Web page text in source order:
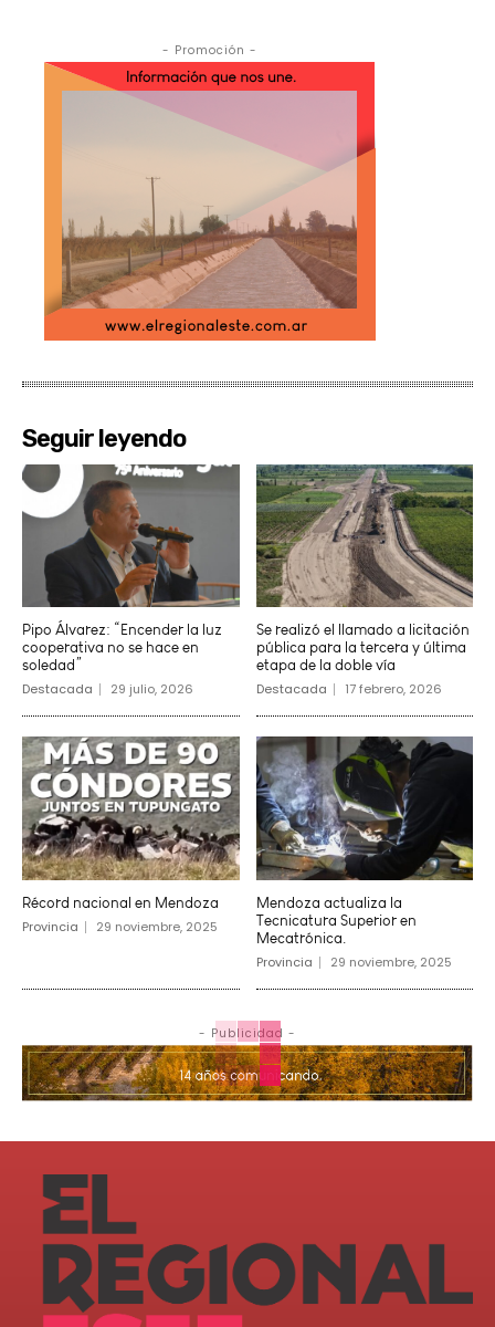
- Promoción -
Seguir leyendo
Pipo Álvarez: “Encender la luz
cooperativa no se hace en
soledad”
Destacada 29 julio, 2026
Se realizó el llamado a licitación
pública para la tercera y última
etapa de la doble vía
Destacada 17 febrero, 2026
Récord nacional en Mendoza
Provincia 29 noviembre, 2025
Mendoza actualiza la
Tecnicatura Superior en
Mecatrónica.
Provincia 29 noviembre, 2025
- Publicidad -